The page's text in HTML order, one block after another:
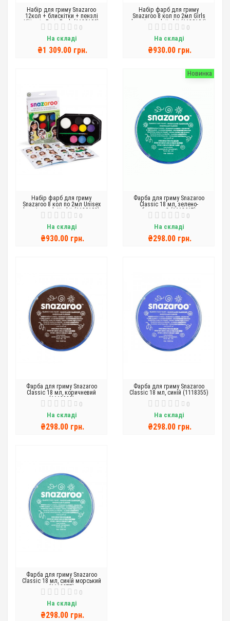
Набір для гриму Snazaroo
12кол + блискітки + пензлі
Ultimate Party Pack (1180100)
0
На складі
₴1 309.00 грн.
Набір фарб для гриму
Snazaroo 8 кол по 2мл Girls
hanging palette kit (1180104)
0
На складі
₴930.00 грн.
Набір фарб для гриму
Snazaroo 8 кол по 2мл Unisex
hanging paleitte kit (1180102)
0
На складі
₴930.00 грн.
Новинка
Фарба для гриму Snazaroo
Classic 18 мл, зелено-
блакитний (1118617)
0
На складі
₴298.00 грн.
Фарба для гриму Snazaroo
Classic 18 мл, коричневий
(1118999)
0
На складі
₴298.00 грн.
Фарба для гриму Snazaroo
Classic 18 мл, синій (1118355)
0
На складі
₴298.00 грн.
Фарба для гриму Snazaroo
Classic 18 мл, синій морський
(1118377)
0
На складі
₴298.00 грн.